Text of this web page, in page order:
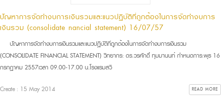
ปัญหาการจัดทำงบการเงินรวมและแนวปฏิบัติที่ถูกต้องในการจัดทำงบการ
เงินรวม (consolidate financial statement) 16/07/57
ปัญหาการจัดทำงบการเงินรวมและแนวปฏิบัติที่ถูกต้องในการจัดทำงบการเงินรวม
(CONSOLIDATE FINANCIAL STATEMENT) วิทยากร: ดร.วรศักดิ์ ทุมมานนท์ กำหนดการ:พุธ 16
กรกฏาคม 2557เวลา 09.00-17.00 น.โรงแรมสวิ
Create : 15 May 2014 READ MORE